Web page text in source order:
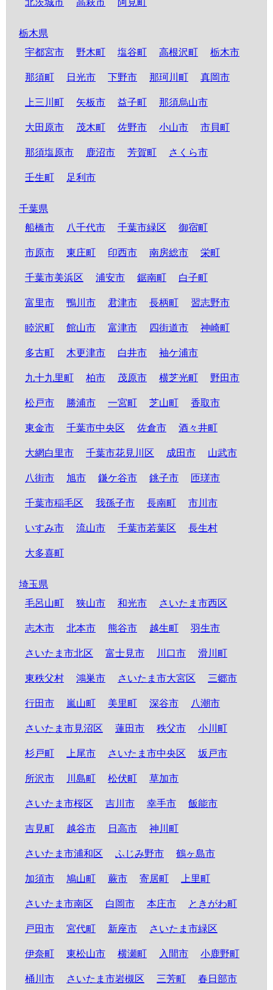
北茨城市 高萩市 阿見町
栃木県
宇都宮市
野木町 塩谷町 高根沢町 栃木市
那須町 日光市 下野市 那珂川町 真岡市
上三川町 矢板市 益子町 那須烏山市
大田原市 茂木町 佐野市 小山市 市貝町
那須塩原市 鹿沼市 芳賀町 さくら市
壬生町 足利市
千葉県
船橋市
八千代市 千葉市緑区 御宿町
市原市 東庄町 印西市 南房総市 栄町
千葉市美浜区 浦安市 鋸南町 白子町
富里市 鴨川市 君津市 長柄町 習志野市
睦沢町 館山市 富津市 四街道市 神崎町
多古町 木更津市 白井市 袖ケ浦市
九十九里町 柏市 茂原市 横芝光町 野田市
松戸市 勝浦市 一宮町 芝山町 香取市
東金市 千葉市中央区 佐倉市 酒々井町
大網白里市 千葉市花見川区 成田市 山武市
八街市 旭市 鎌ケ谷市 銚子市 匝瑳市
千葉市稲毛区 我孫子市 長南町 市川市
いすみ市 流山市 千葉市若葉区 長生村
大多喜町
埼玉県
毛呂山町
狭山市 和光市 さいたま市西区
志木市 北本市 熊谷市 越生町 羽生市
さいたま市北区 富士見市 川口市 滑川町
東秩父村 鴻巣市 さいたま市大宮区 三郷市
行田市 嵐山町 美里町 深谷市 八潮市
さいたま市見沼区 蓮田市 秩父市 小川町
杉戸町 上尾市 さいたま市中央区 坂戸市
所沢市 川島町 松伏町 草加市
さいたま市桜区 吉川市 幸手市 飯能市
吉見町 越谷市 日高市 神川町
さいたま市浦和区 ふじみ野市 鶴ヶ島市
加須市 鳩山町 蕨市 寄居町 上里町
さいたま市南区 白岡市 本庄市 ときがわ町
戸田市 宮代町 新座市 さいたま市緑区
伊奈町 東松山市 横瀬町 入間市 小鹿野町
桶川市 さいたま市岩槻区 三芳町 春日部市